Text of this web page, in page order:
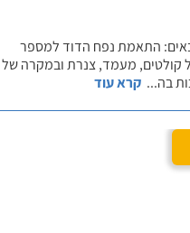
התאמת נפח הדוד למספר
קולטים, מעמד, צנרת ובמקרה של
בה... קרא עוד